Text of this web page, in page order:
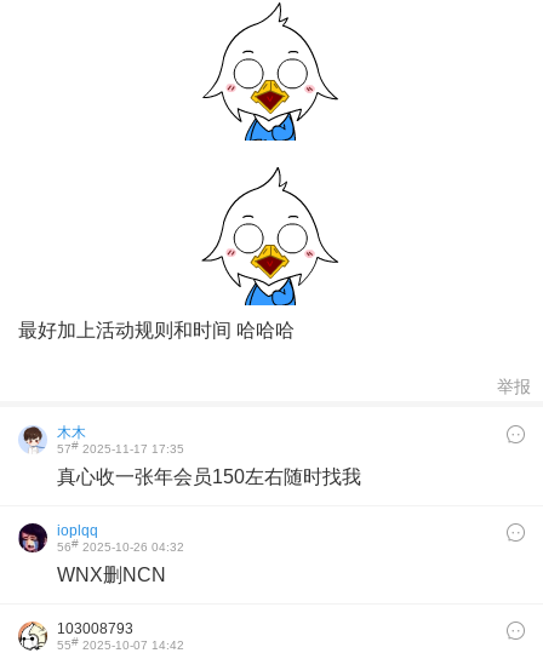
最好加上活动规则和时间 哈哈哈
举报
木木
57# 2025-11-17 17:35
真心收一张年会员150左右随时找我
ioplqq
56# 2025-10-26 04:32
WNX删NCN
103008793
55# 2025-10-07 14:42